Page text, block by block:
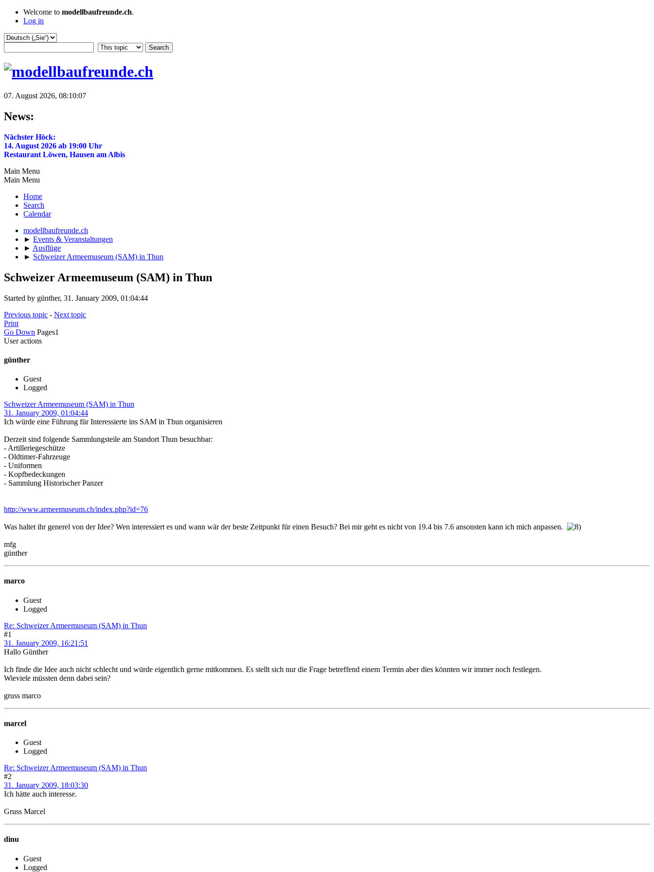
Welcome to modellbaufreunde.ch.
Log in
07. August 2026, 08:10:07
News:
Nächster Höck:
14. August 2026 ab 19:00 Uhr
Restaurant Löwen, Hausen am Albis
Main Menu
Main Menu
Home
Search
Calendar
modellbaufreunde.ch
► Events & Veranstaltungen
► Ausflüge
► Schweizer Armeemuseum (SAM) in Thun
Schweizer Armeemuseum (SAM) in Thun
Started by günther, 31. January 2009, 01:04:44
Previous topic - Next topic
Print
Go Down Pages1
User actions
günther
Guest
Logged
Schweizer Armeemuseum (SAM) in Thun
31. January 2009, 01:04:44
Ich würde eine Führung für Interessierte ins SAM in Thun organisieren
Derzeit sind folgende Sammlungsteile am Standort Thun besuchbar:
- Artilleriegeschütze
- Oldtimer-Fahrzeuge
- Uniformen
- Kopfbedeckungen
- Sammlung Historischer Panzer
http://www.armeemuseum.ch/index.php?id=76
Was haltet ihr generel von der Idee? Wen interessiert es und wann wär der beste Zeitpunkt für einen Besuch? Bei mir geht es nicht von 19.4 bis 7.6 ansonsten kann ich mich anpassen.
mfg
günther
marco
Guest
Logged
Re: Schweizer Armeemuseum (SAM) in Thun
#1
31. January 2009, 16:21:51
Hallo Günther
Ich finde die Idee auch nicht schlecht und würde eigentlich gerne mitkommen. Es stellt sich nur die Frage betreffend einem Termin aber dies könnten wir immer noch festlegen.
Wieviele müssten denn dabei sein?
gruss marco
marcel
Guest
Logged
Re: Schweizer Armeemuseum (SAM) in Thun
#2
31. January 2009, 18:03:30
Ich hätte auch interesse.
Gruss Marcel
dinu
Guest
Logged